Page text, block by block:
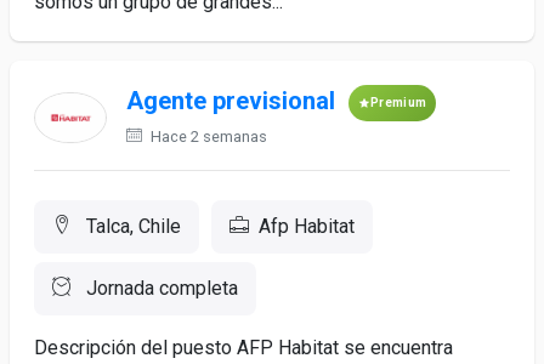
Agente previsional Premium
Hace 2 semanas
Talca, Chile Afp Habitat
Jornada completa
Descripción del puesto AFP Habitat se encuentra